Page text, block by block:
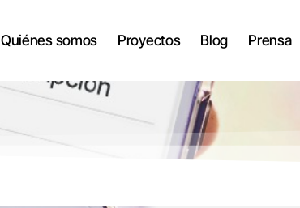
Quiénes somos Proyectos Blog Prensa